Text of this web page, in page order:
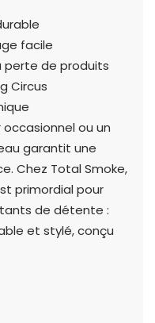
facile
perte de produits
Circus
ou un
garantit une
Chez Total Smoke,
primordial pour
de détente :
et stylé, conçu